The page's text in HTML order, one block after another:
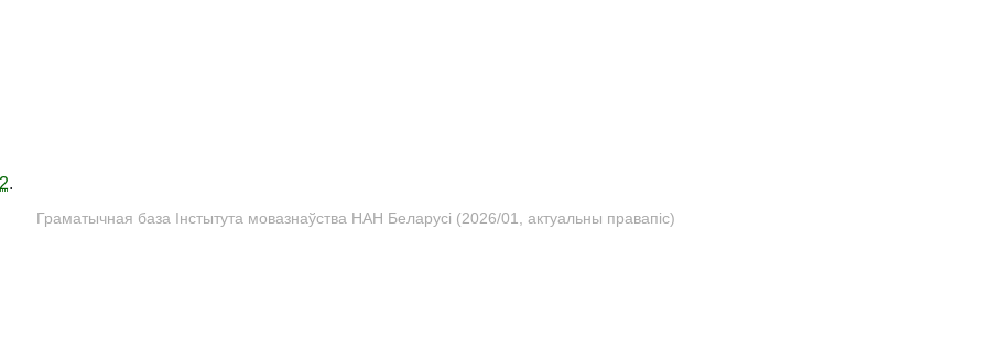
.
Граматычная база Інстытута мовазнаўства НАН Беларусі (2026/01, актуальны правапіс)